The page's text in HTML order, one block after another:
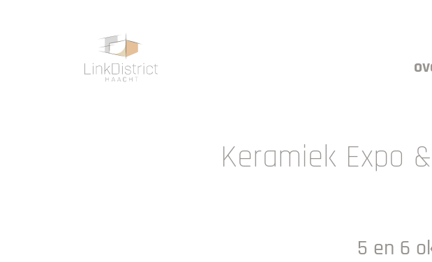
Keramiek Expo
5 en 6